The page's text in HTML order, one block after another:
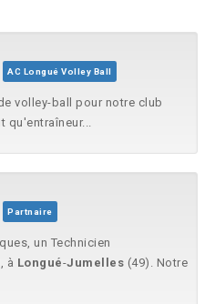
AC Longué Volley Ball
volley-ball pour notre club
qu'entraîneur...
Partnaire
un Technicien
à Longué-Jumelles (49). Notre